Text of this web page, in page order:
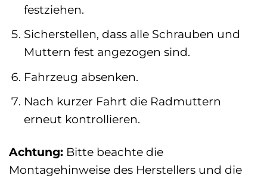
festziehen.
Sicherstellen, dass alle Schrauben und
Muttern fest angezogen sind.
Fahrzeug absenken.
Nach kurzer Fahrt die Radmuttern
erneut kontrollieren.
Achtung: Bitte beachte die
Montagehinweise des Herstellers und die